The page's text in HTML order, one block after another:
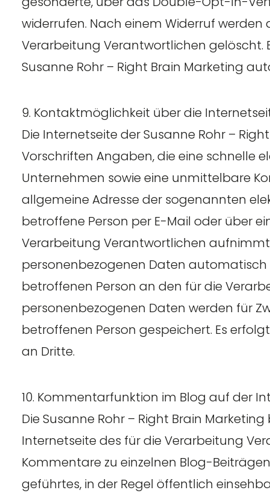
widerrufen. Nach einem Widerruf
Verarbeitung Verantwortlichen gelöscht.
Susanne Rohr – Right Brain Marketing
9. Kontaktmöglichkeit über die
Die Internetseite der Susanne Rohr –
Vorschriften Angaben, die eine schnelle
Unternehmen sowie eine unmittelbare
allgemeine Adresse der sogenannten
betroffene Person per E-Mail oder über
Verarbeitung Verantwortlichen
personenbezogenen Daten automatisch
betroffenen Person an den für die
personenbezogenen Daten werden für
betroffenen Person gespeichert. Es
an Dritte.
10. Kommentarfunktion im Blog auf der
Die Susanne Rohr – Right Brain
Internetseite des für die Verarbeitung
Kommentare zu einzelnen Blog-
geführtes, in der Regel öffentlich